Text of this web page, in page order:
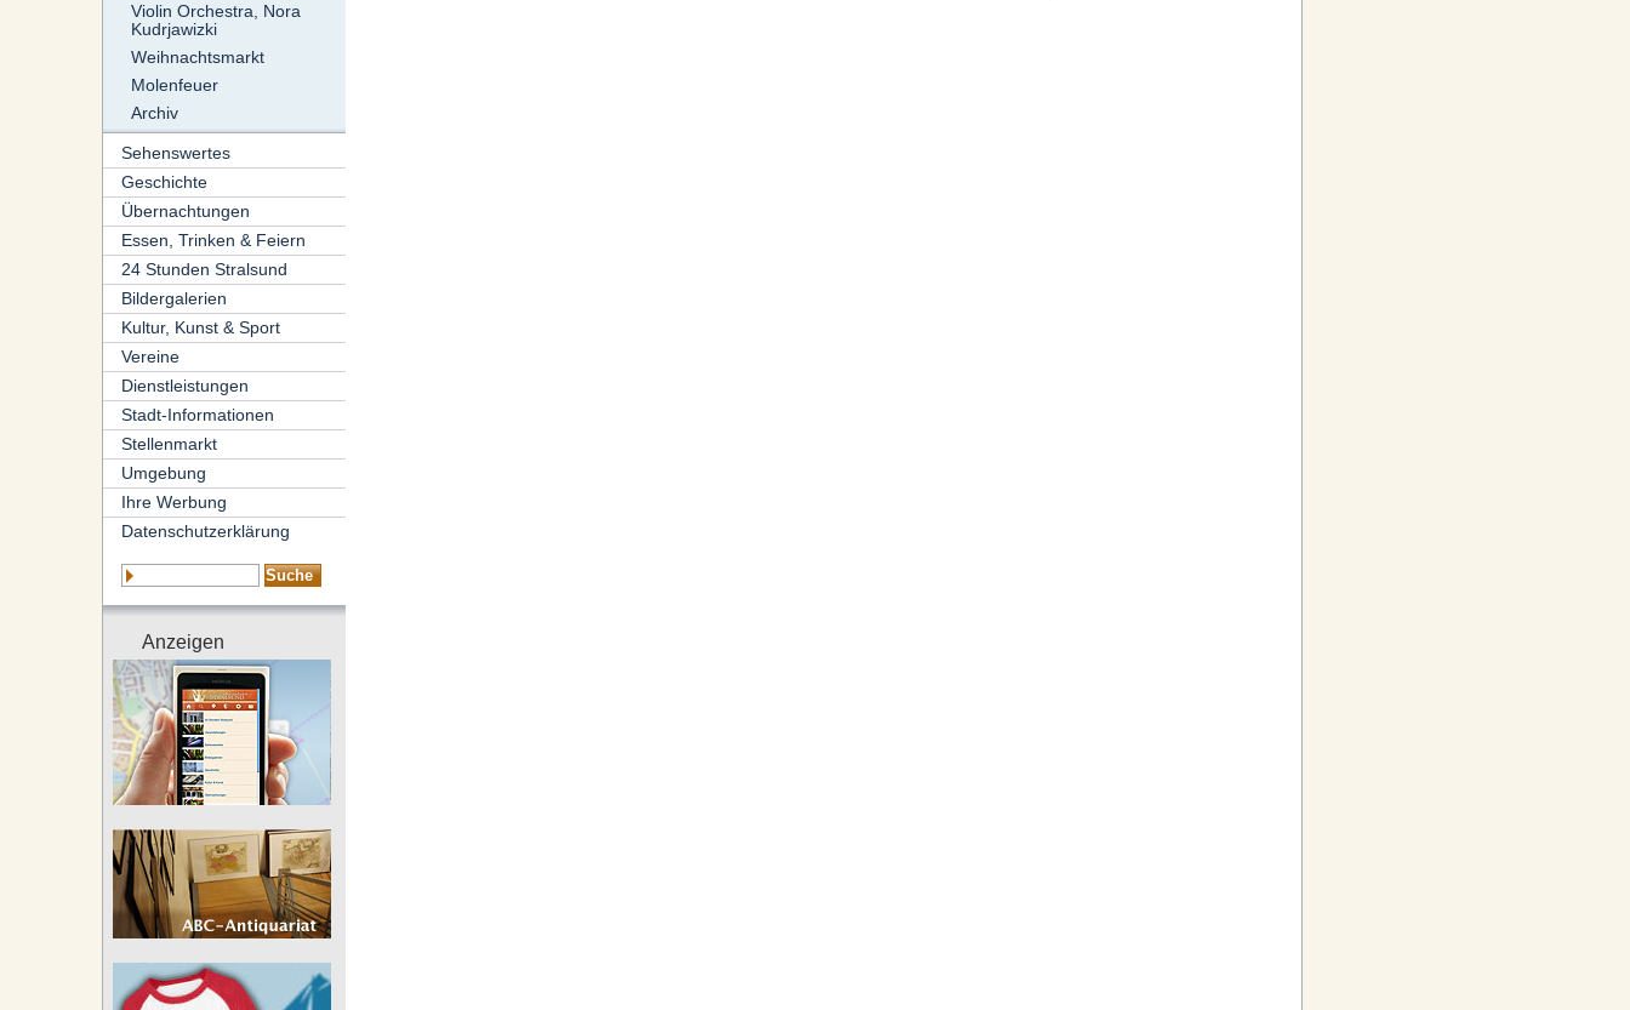
Violin Orchestra, Nora
Kudrjawizki
Weihnachtsmarkt
Molenfeuer
Archiv
Sehenswertes
Geschichte
Übernachtungen
Essen, Trinken & Feiern
24 Stunden Stralsund
Bildergalerien
Kultur, Kunst & Sport
Vereine
Dienstleistungen
Stadt-Informationen
Stellenmarkt
Umgebung
Ihre Werbung
Datenschutzerklärung
Anzeigen